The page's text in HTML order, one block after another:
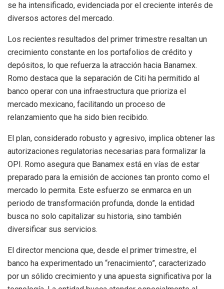
se ha intensificado, evidenciada por el creciente interés de
diversos actores del mercado.
Los recientes resultados del primer trimestre resaltan un
crecimiento constante en los portafolios de crédito y
depósitos, lo que refuerza la atracción hacia Banamex.
Romo destaca que la separación de Citi ha permitido al
banco operar con una infraestructura que prioriza el
mercado mexicano, facilitando un proceso de
relanzamiento que ha sido bien recibido.
El plan, considerado robusto y agresivo, implica obtener las
autorizaciones regulatorias necesarias para formalizar la
OPI. Romo asegura que Banamex está en vías de estar
preparado para la emisión de acciones tan pronto como el
mercado lo permita. Este esfuerzo se enmarca en un
periodo de transformación profunda, donde la entidad
busca no solo capitalizar su historia, sino también
diversificar sus servicios.
El director menciona que, desde el primer trimestre, el
banco ha experimentado un “renacimiento”, caracterizado
por un sólido crecimiento y una apuesta significativa por la